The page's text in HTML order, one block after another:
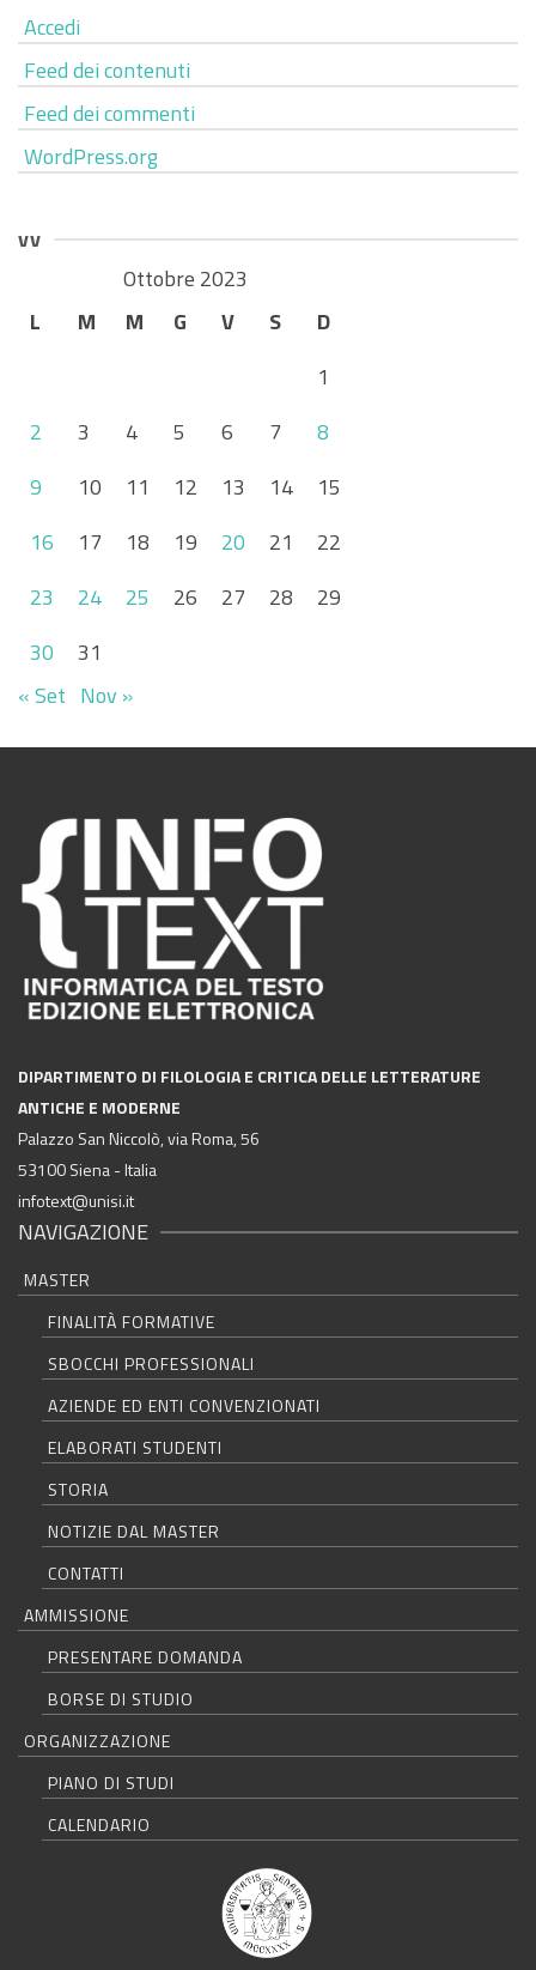
Accedi
Feed dei contenuti
Feed dei commenti
WordPress.org
vv
Ottobre 2023
L
M M G V S
D
1
2
3 4 5 6 7
8
9
10 11 12 13 14
15
16
17 18 19 20 21
22
23
24 25 26 27 28
29
30
31
« Set Nov »
DIPARTIMENTO DI FILOLOGIA E CRITICA DELLE LETTERATURE
ANTICHE E MODERNE
Palazzo San Niccolò, via Roma, 56
53100 Siena - Italia
infotext@unisi.it
NAVIGAZIONE
MASTER
FINALITÀ FORMATIVE
SBOCCHI PROFESSIONALI
AZIENDE ED ENTI CONVENZIONATI
ELABORATI STUDENTI
STORIA
NOTIZIE DAL MASTER
CONTATTI
AMMISSIONE
PRESENTARE DOMANDA
BORSE DI STUDIO
ORGANIZZAZIONE
PIANO DI STUDI
CALENDARIO